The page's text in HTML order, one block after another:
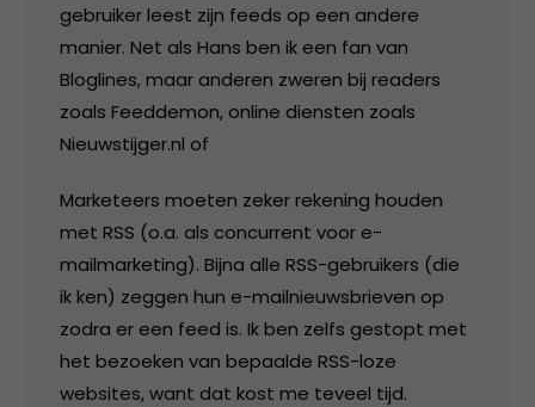
gebruiker leest zijn feeds op een andere
manier. Net als Hans ben ik een fan van
Bloglines, maar anderen zweren bij readers
zoals Feeddemon, online diensten zoals
Nieuwstijger.nl of
Marketeers moeten zeker rekening houden
met RSS (o.a. als concurrent voor e-
mailmarketing). Bijna alle RSS-gebruikers (die
ik ken) zeggen hun e-mailnieuwsbrieven op
zodra er een feed is. Ik ben zelfs gestopt met
het bezoeken van bepaalde RSS-loze
websites, want dat kost me teveel tijd.